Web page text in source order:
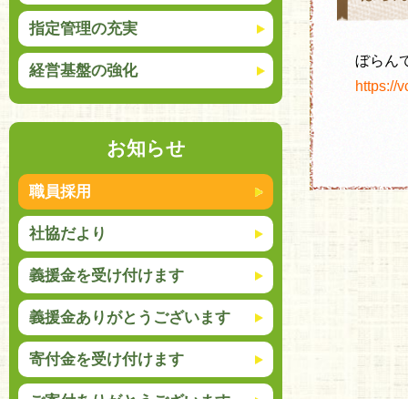
指定管理の充実
経営基盤の強化
お知らせ
職員採用
社協だより
義援金を受け付けます
義援金ありがとうございます
寄付金を受け付けます
ぼらん
https://